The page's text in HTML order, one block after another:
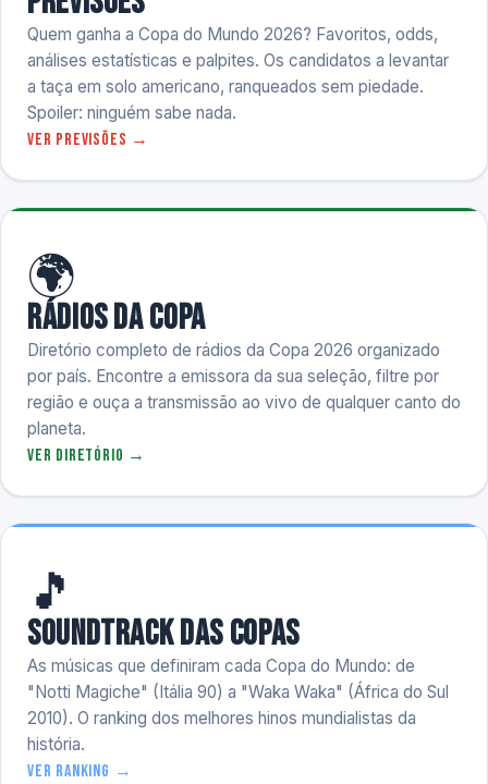
Quem ganha a Copa do Mundo 2026? Favoritos, odds,
análises estatísticas e palpites. Os candidatos a levantar
a taça em solo americano, ranqueados sem piedade.
Spoiler: ninguém sabe nada.
Ver previsões →
🌍
Rádios da Copa
Diretório completo de rádios da Copa 2026 organizado
por país. Encontre a emissora da sua seleção, filtre por
região e ouça a transmissão ao vivo de qualquer canto do
planeta.
Ver diretório →
🎵
Soundtrack das Copas
As músicas que definiram cada Copa do Mundo: de
"Notti Magiche" (Itália 90) a "Waka Waka" (África do Sul
2010). O ranking dos melhores hinos mundialistas da
história.
Ver ranking →